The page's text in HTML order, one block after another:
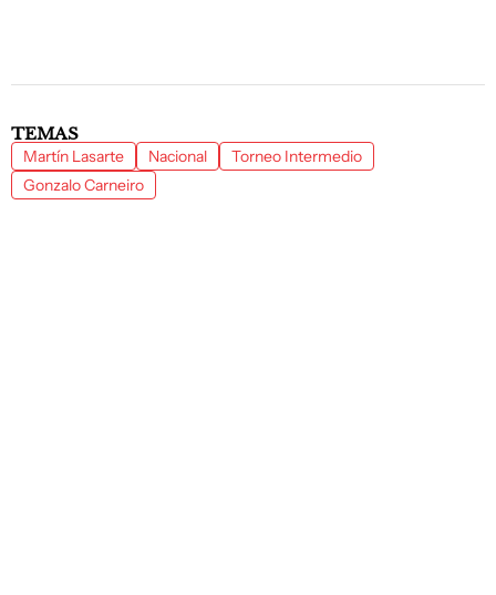
TEMAS
Martín Lasarte Nacional
Torneo Intermedio
Gonzalo Carneiro